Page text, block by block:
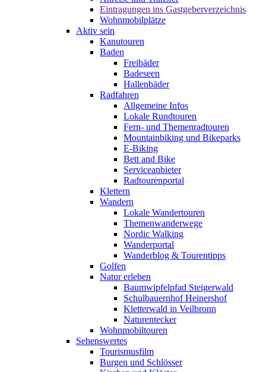
Eintragungen ins Gastgeberverzeichnis
Wohnmobilplätze
Aktiv sein
Kanutouren
Baden
Freibäder
Badeseen
Hallenbäder
Radfahren
Allgemeine Infos
Lokale Rundtouren
Fern- und Themenradtouren
Mountainbiking und Bikeparks
E-Biking
Bett and Bike
Serviceanbieter
Radtourenportal
Klettern
Wandern
Lokale Wandertouren
Themenwanderwege
Nordic Walking
Wanderportal
Wanderblog & Tourentipps
Golfen
Natur erleben
Baumwipfelpfad Steigerwald
Schulbauernhof Heinershof
Kletterwald in Veilbronn
Naturentecker
Wohnmobiltouren
Sehenswertes
Tourismusfilm
Burgen und Schlösser